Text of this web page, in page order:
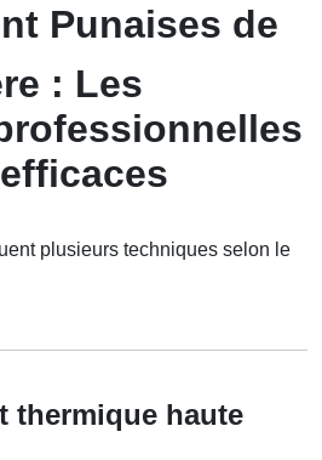
Punaises de
: Les
plusieurs techniques selon le
thermique haute